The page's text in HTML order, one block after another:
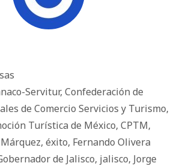
Servitur, Confederación de
de Comercio Servicios y Turismo,
Turística de México, CPTM,
, éxito, Fernando Olivera
de Jalisco, jalisco, Jorge